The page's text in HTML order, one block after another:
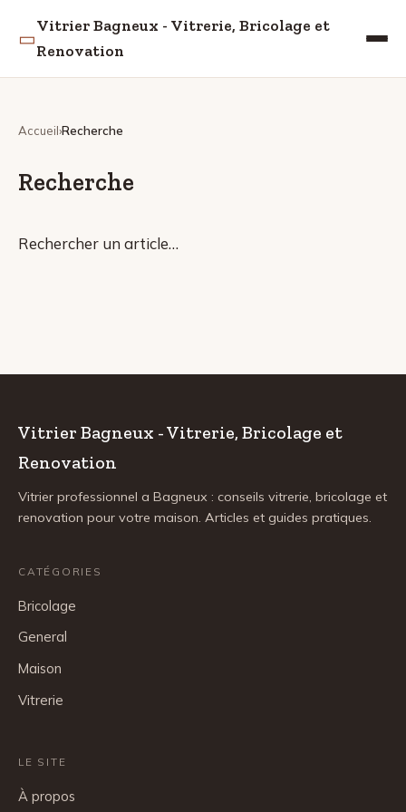
▭
Vitrier Bagneux - Vitrerie, Bricolage et
Renovation
Accueil Recherche
Recherche
Rechercher un article…
Vitrier Bagneux - Vitrerie, Bricolage et
Renovation
Vitrier professionnel a Bagneux : conseils vitrerie, bricolage et
renovation pour votre maison. Articles et guides pratiques.
CATÉGORIES
Bricolage
General
Maison
Vitrerie
LE SITE
À propos